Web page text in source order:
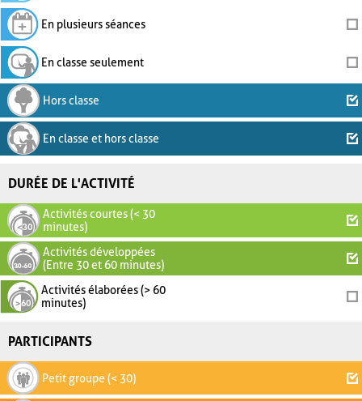
En plusieurs séances
En classe seulement
Hors classe
En classe et hors classe
DURÉE DE L'ACTIVITÉ
Activités courtes (< 30
minutes)
Activités développées
(Entre 30 et 60 minutes)
Activités élaborées (> 60
minutes)
PARTICIPANTS
Petit groupe (< 30)